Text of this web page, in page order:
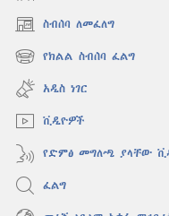
ስብሰባ ለመፈለግ
(አዲስ
ዊንዶው
ክፈት)
የክልል ስብሰባ ፈልግ
(አዲስ
ዊንዶው
ክፈት)
አዲስ ነገር
ቪዲዮዎች
የድምፅ መግለጫ ያላቸው
ፈልግ